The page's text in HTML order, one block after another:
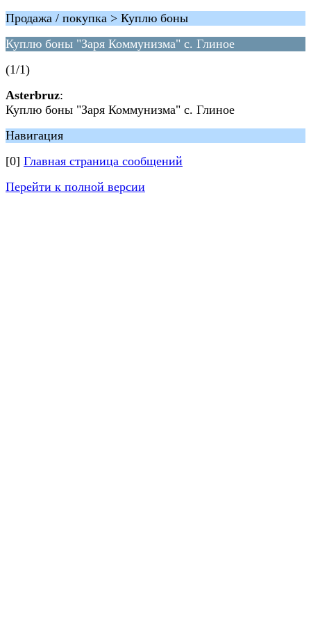
Продажа / покупка > Куплю боны
Куплю боны "Заря Коммунизма" с. Глиное
(1/1)
Asterbruz:
Куплю боны "Заря Коммунизма" с. Глиное
Навигация
[0] Главная страница сообщений
Перейти к полной версии